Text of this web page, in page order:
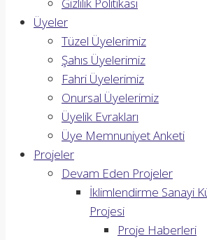
Üyeler
Tüzel Üyelerimiz
Şahıs Üyelerimiz
Fahri Üyelerimiz
Onursal Üyelerimiz
Üyelik Evrakları
Üye Memnuniyet Anketi
Projeler
Devam Eden Projeler
İklimlendirme Sanayi
Projesi
Proje Haberleri